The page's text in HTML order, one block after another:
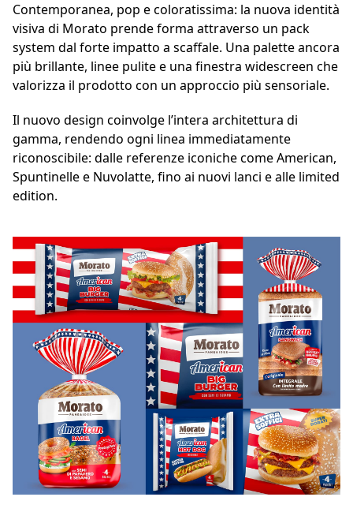
Contemporanea, pop e coloratissima: la nuova identità
visiva di Morato prende forma attraverso un pack
system dal forte impatto a scaffale. Una palette ancora
più brillante, linee pulite e una finestra widescreen che
valorizza il prodotto con un approccio più sensoriale.
Il nuovo design coinvolge l’intera architettura di
gamma, rendendo ogni linea immediatamente
riconoscibile: dalle referenze iconiche come American,
Spuntinelle e Nuvolatte, fino ai nuovi lanci e alle limited
edition.